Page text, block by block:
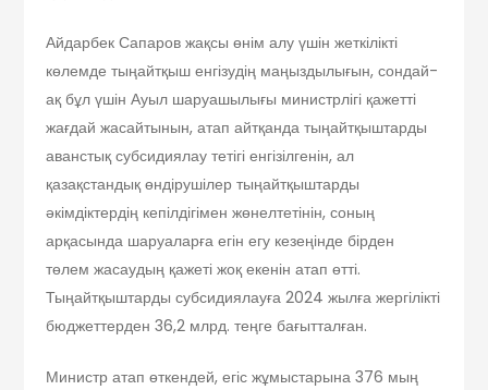
Айдарбек Сапаров жақсы өнім алу үшін жеткілікті
көлемде тыңайтқыш енгізудің маңыздылығын, сондай-
ақ бұл үшін Ауыл шаруашылығы министрлігі қажетті
жағдай жасайтынын, атап айтқанда тыңайтқыштарды
аванстық субсидиялау тетігі енгізілгенін, ал
қазақстандық өндірушілер тыңайтқыштарды
әкімдіктердің кепілдігімен жөнелтетінін, соның
арқасында шаруаларға егін егу кезеңінде бірден
төлем жасаудың қажеті жоқ екенін атап өтті.
Тыңайтқыштарды субсидиялауға 2024 жылға жергілікті
бюджеттерден 36,2 млрд. теңге бағытталған.
Министр атап өткендей, егіс жұмыстарына 376 мың